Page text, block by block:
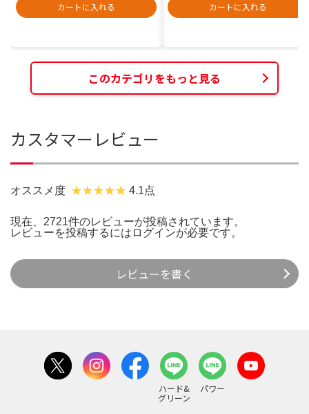
カートに入れる
カートに入れる
このカテゴリをもっと見る
カスタマーレビュー
オススメ度 4.1点
現在、2721件のレビューが投稿されています。
レビューを投稿するには ログインが必要です。
レビューを書く
ハード&
グリーン
パワー